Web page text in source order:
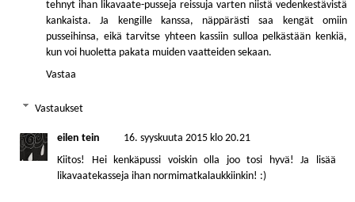
tehnyt ihan likavaate-pusseja reissuja varten niistä vedenkestävistä
kankaista. Ja kengille kanssa, näppärästi saa kengät omiin
pusseihinsa, eikä tarvitse yhteen kassiin sulloa pelkästään kenkiä,
kun voi huoletta pakata muiden vaatteiden sekaan.
Vastaa
Vastaukset
eilen tein
16. syyskuuta 2015 klo 20.21
Kiitos! Hei kenkäpussi voiskin olla joo tosi hyvä! Ja lisää
likavaatekasseja ihan normimatkalaukkiinkin! :)